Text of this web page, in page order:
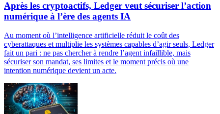
Après les cryptoactifs, Ledger veut sécuriser l’action
numérique à l’ère des agents IA
Au moment où l’intelligence artificielle réduit le coût des
cyberattaques et multiplie les systèmes capables d’agir seuls, Ledger
fait un pari : ne pas chercher à rendre l’agent infaillible, mais
sécuriser son mandat, ses limites et le moment précis où une
intention numérique devient un acte.